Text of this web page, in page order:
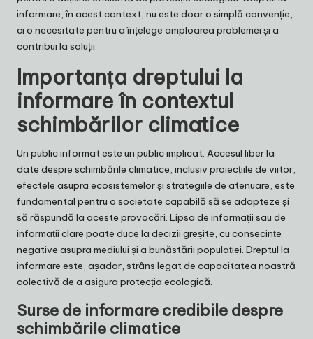
informare, în acest context, nu este doar o simplă convenție,
ci o necesitate pentru a înțelege amploarea problemei și a
contribui la soluții.
Importanța dreptului la
informare în contextul
schimbărilor climatice
Un public informat este un public implicat. Accesul liber la
date despre schimbările climatice, inclusiv proiecțiile de viitor,
efectele asupra ecosistemelor și strategiile de atenuare, este
fundamental pentru o societate capabilă să se adapteze și
să răspundă la aceste provocări. Lipsa de informații sau de
informații clare poate duce la decizii greșite, cu consecințe
negative asupra mediului și a bunăstării populației. Dreptul la
informare este, așadar, strâns legat de capacitatea noastră
colectivă de a asigura protecția ecologică.
Surse de informare credibile despre
schimbările climatice